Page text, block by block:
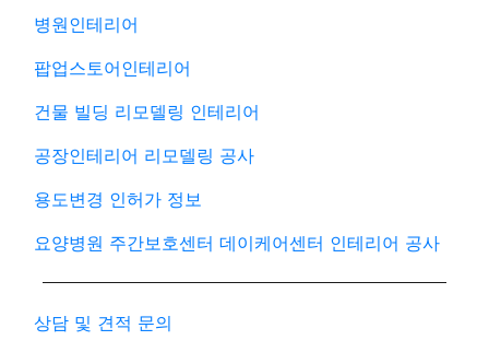
병원인테리어
팝업스토어인테리어
건물 빌딩 리모델링 인테리어
공장인테리어 리모델링 공사
용도변경 인허가 정보
요양병원 주간보호센터 데이케어센터 인테리어 공사
상담 및 견적 문의